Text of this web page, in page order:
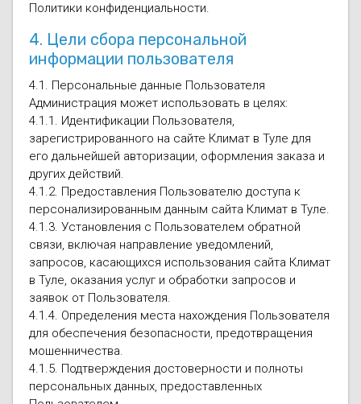
Политики конфиденциальности.
4. Цели сбора персональной
информации пользователя
4.1. Персональные данные Пользователя
Администрация может использовать в целях:
4.1.1. Идентификации Пользователя,
зарегистрированного на сайте Климат в Туле для
его дальнейшей авторизации, оформления заказа и
других действий.
4.1.2. Предоставления Пользователю доступа к
персонализированным данным сайта Климат в Туле.
4.1.3. Установления с Пользователем обратной
связи, включая направление уведомлений,
запросов, касающихся использования сайта Климат
в Туле, оказания услуг и обработки запросов и
заявок от Пользователя.
4.1.4. Определения места нахождения Пользователя
для обеспечения безопасности, предотвращения
мошенничества.
4.1.5. Подтверждения достоверности и полноты
персональных данных, предоставленных